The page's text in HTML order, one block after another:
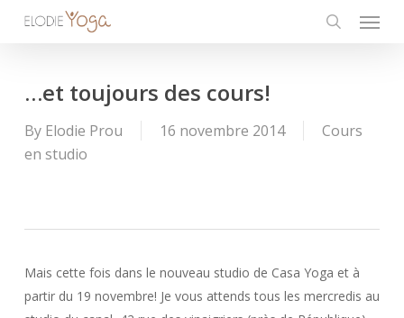
Menu
…et toujours des cours!
By Elodie Prou 16 novembre 2014
Cours
en studio
Mais cette fois dans le nouveau studio de Casa Yoga et à
partir du 19 novembre! Je vous attends tous les mercredis au